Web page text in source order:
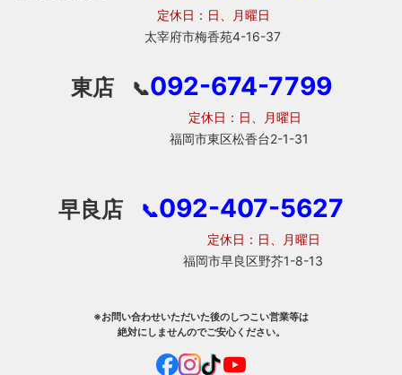
定休日：日、月曜日
太宰府市梅香苑4-16-37
東店 📞092-674-7799
定休日：日、月曜日
福岡市東区松香台2-1-31
早良店 📞092-407-5627
定休日：日、月曜日
福岡市早良区野芥1-8-13
※お問い合わせいただいた後のしつこい営業等は
絶対にしませんのでご安心ください。